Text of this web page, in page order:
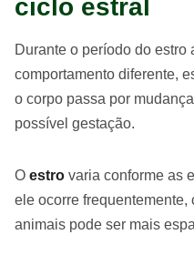
ciclo estral
Durante o período do estro
comportamento diferente,
o corpo passa por
possível gestação.
O estro varia conforme as
ele ocorre frequentemente,
animais pode ser mais